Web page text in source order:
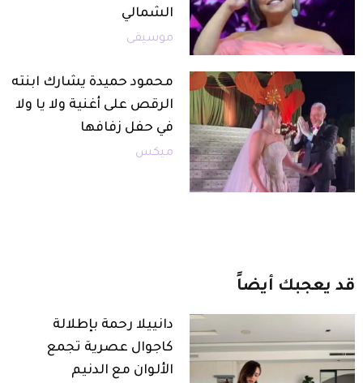
الشمالي
موسيقى
محمود حميدة يشارك ابنته
الرقص على أغنية ولا يا ولا
في حفل زفافها
ميكس
قد يعجبك أيضاً
دانييلا رحمة بإطلالة
كاجوال عصرية تجمع
الألوان مع الدنيم